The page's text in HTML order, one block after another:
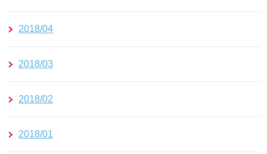
2018/04
2018/03
2018/02
2018/01